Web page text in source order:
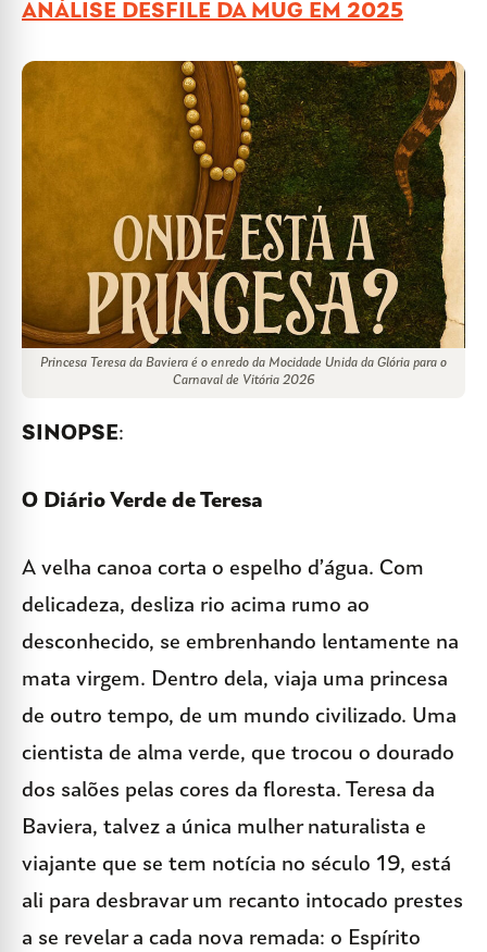
ANÁLISE DESFILE DA MUG EM 2025
Princesa Teresa da Baviera é o enredo da Mocidade Unida da Glória para o
Carnaval de Vitória 2026
SINOPSE:
O Diário Verde de Teresa
A velha canoa corta o espelho d’água. Com
delicadeza, desliza rio acima rumo ao
desconhecido, se embrenhando lentamente na
mata virgem. Dentro dela, viaja uma princesa
de outro tempo, de um mundo civilizado. Uma
cientista de alma verde, que trocou o dourado
dos salões pelas cores da floresta. Teresa da
Baviera, talvez a única mulher naturalista e
viajante que se tem notícia no século 19, está
ali para desbravar um recanto intocado prestes
a se revelar a cada nova remada: o Espírito